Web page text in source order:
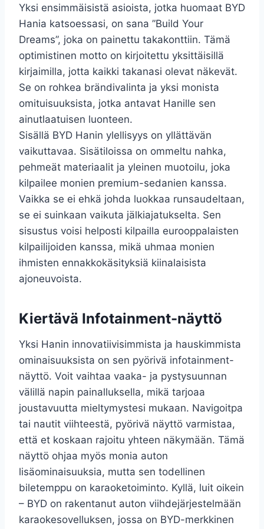
Yksi ensimmäisistä asioista, jotka huomaat BYD
Hania katsoessasi, on sana ”Build Your
Dreams”, joka on painettu takakonttiin. Tämä
optimistinen motto on kirjoitettu yksittäisillä
kirjaimilla, jotta kaikki takanasi olevat näkevät.
Se on rohkea brändivalinta ja yksi monista
omituisuuksista, jotka antavat Hanille sen
ainutlaatuisen luonteen.
Sisällä BYD Hanin ylellisyys on yllättävän
vaikuttavaa. Sisätiloissa on ommeltu nahka,
pehmeät materiaalit ja yleinen muotoilu, joka
kilpailee monien premium-sedanien kanssa.
Vaikka se ei ehkä johda luokkaa runsaudeltaan,
se ei suinkaan vaikuta jälkiajatukselta. Sen
sisustus voisi helposti kilpailla eurooppalaisten
kilpailijoiden kanssa, mikä uhmaa monien
ihmisten ennakkokäsityksiä kiinalaisista
ajoneuvoista.
Kiertävä Infotainment-näyttö
Yksi Hanin innovatiivisimmista ja hauskimmista
ominaisuuksista on sen pyörivä infotainment-
näyttö. Voit vaihtaa vaaka- ja pystysuunnan
välillä napin painalluksella, mikä tarjoaa
joustavuutta mieltymystesi mukaan. Navigoitpa
tai nautit viihteestä, pyörivä näyttö varmistaa,
että et koskaan rajoitu yhteen näkymään. Tämä
näyttö ohjaa myös monia auton
lisäominaisuuksia, mutta sen todellinen
biletemppu on karaoketoiminto. Kyllä, luit oikein
– BYD on rakentanut auton viihdejärjestelmään
karaokesovelluksen, jossa on BYD-merkkinen